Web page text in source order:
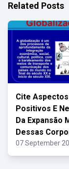
Related Posts
Cite Aspectos
Positivos E
Da Expansão
Dessas
07 September